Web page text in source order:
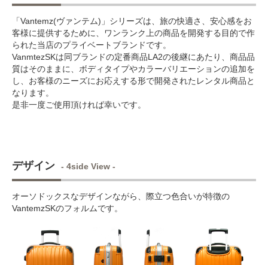
「Vantemz(ヴァンテム)」シリーズは、旅の快適さ、安心感をお
客様に提供するために、ワンランク上の商品を開発する目的で作
られた当店のプライベートブランドです。
VanmtezSKは同ブランドの定番商品LA2の後継にあたり、商品品
質はそのままに、ボディタイプやカラーバリエーションの追加を
し、お客様のニーズにお応えする形で開発されたレンタル商品と
なります。
是非一度ご使用頂ければ幸いです。
デザイン - 4side View -
オーソドックスなデザインながら、際立つ色合いが特徴の
VantemzSKのフォルムです。